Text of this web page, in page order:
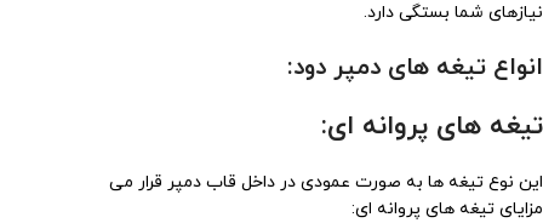
نیازهای شما بستگی دارد.
انواع تیغه های دمپر دود:
تیغه های پروانه ای:
این نوع تیغه ها به صورت عمودی در داخل قاب دمپر قرار می
مزایای تیغه های پروانه ای: